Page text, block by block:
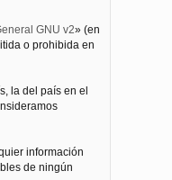
GNU v2» (en
o prohibida en
la del país en el
información
de ningún